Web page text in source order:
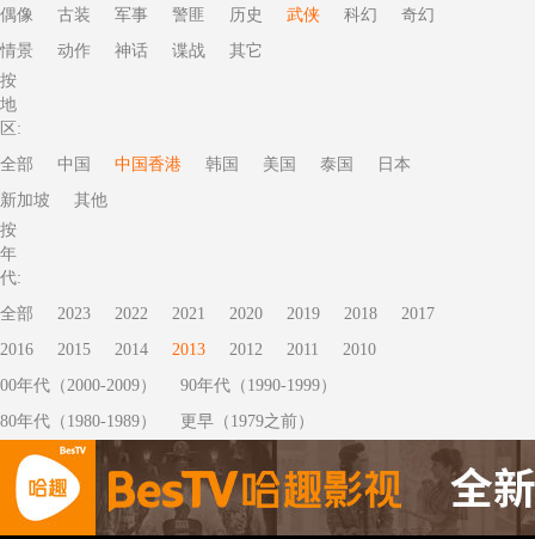
偶像
古装 军事 警匪 历史 武侠 科幻
奇幻
情景
动作 神话 谍战
其它
按
地
区:
全部
中国 中国香港 韩国 美国 泰国
日本
新加坡
其他
按
年
代:
全部
2023 2022 2021 2020 2019 2018
2017
2016
2015 2014 2013 2012 2011
2010
00年代（2000-2009）
90年代（1990-1999）
80年代（1980-1989）
更早（1979之前）